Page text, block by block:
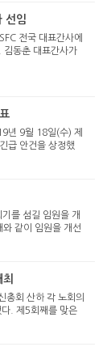
선임
전국 대표간사에
김동춘 대표간사가
청빙받음에 따라 SF
보를 선출했으며, 총
년 9월 18일(수) 제
급 안건을 상정했
달라는 안건이다. 이
표현은 사용하지
를 섬길 임원을 개
같이 임원을 개선
청서부노회로 분립
를 클릭하면 자세
총회 산하 각 노회의
. 제5회째를 맞은
후 2시 서울영동교
영 노회장의 인도